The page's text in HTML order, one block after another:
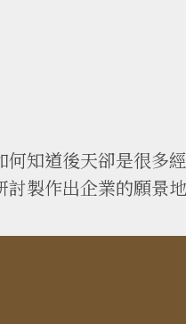
知道後天卻是很多
製作出企業的願景